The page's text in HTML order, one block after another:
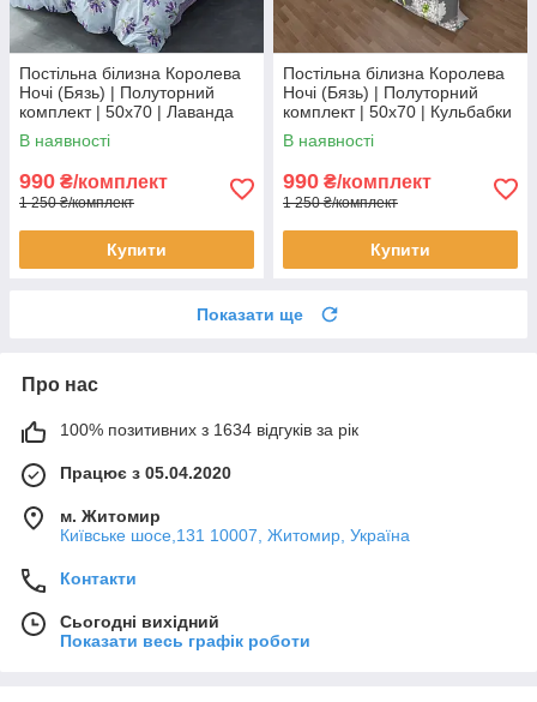
Постільна білизна Королева
Ночі (Бязь) | Полуторний
комплект | 50х70 | Лаванда
на блакитному
В наявності
990 ₴/комплект
1 250 ₴/комплект
Купити
Постільна білизна Королева
Ночі (Бязь) | Полуторний
комплект | 50х70 | Кульбабки
на сірому
В наявності
990 ₴/комплект
1 250 ₴/комплект
Купити
Показати ще
Про нас
100% позитивних з 1634 відгуків за рік
Працює з 05.04.2020
м. Житомир
Київське шосе,131 10007, Житомир, Україна
Контакти
Сьогодні вихідний
Показати весь графік роботи